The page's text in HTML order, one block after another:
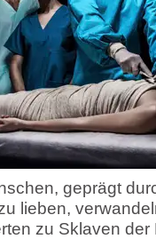
geprägt
lieben,
zu Sklaven